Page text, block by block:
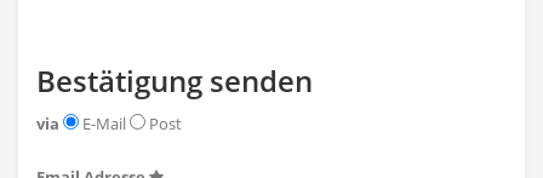
Bestätigung senden
via E-Mail Post